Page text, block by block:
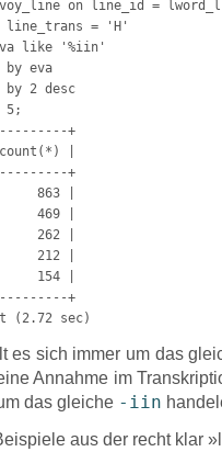
on line_id =
line_trans = 'H'
like '%iin'
by eva
by 2 desc
5;
+
|
+
863 |
469 |
262 |
212 |
154 |
+
(2.72 sec)
es sich immer um das
Annahme im
das gleiche -iin
aus der recht klar